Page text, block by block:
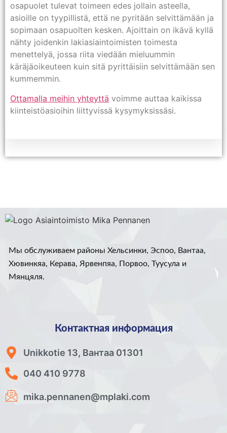
osapuolet tulevat toimeen edes jollain asteella,
asioille on tyypillistä, että ne pyritään selvittämään ja
sopimaan osapuolten kesken. Ajoittain on ikävä kyllä
nähty joidenkin lakiasiaintoimisten toimesta
menettelyä, jossa riita viedään mieluummin
käräjäoikeuteen kuin sitä pyrittäisiin selvittämään sen
kummemmin.
Ottamalla meihin yhteyttä voimme auttaa kaikissa
kiinteistöasioihin liittyvissä kysymyksissäsi.
Мы обслуживаем районы Хельсинки, Эспоо, Вантаа,
Хювинкяа, Керава, Ярвенпяа, Порвоо, Туусула и
Мянцяля.
Контактная информация
Unikkotie 13, Вантаа 01301
040 410 9778
mika.pennanen@mplaki.com